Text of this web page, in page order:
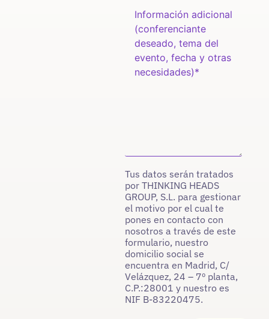
Tus datos serán tratados
por THINKING HEADS
GROUP, S.L. para gestionar
el motivo por el cual te
pones en contacto con
nosotros a través de este
formulario, nuestro
domicilio social se
encuentra en Madrid, C/
Velázquez, 24 – 7º planta,
C.P.:28001 y nuestro es
NIF B-83220475.